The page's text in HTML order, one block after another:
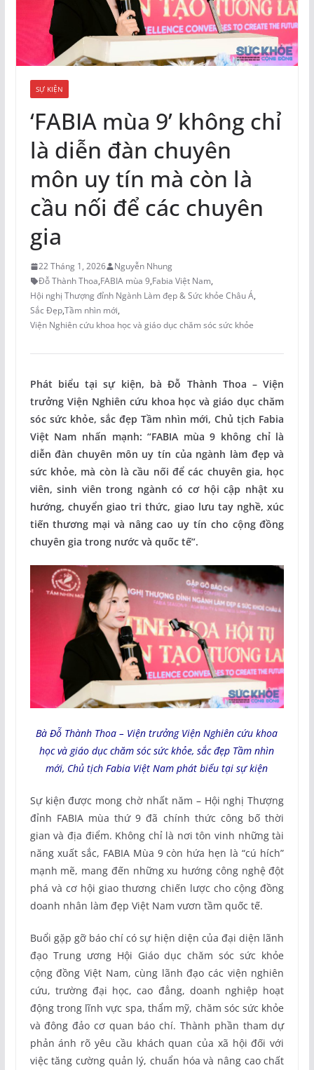
SỰ KIỆN
‘FABIA mùa 9’ không chỉ
là diễn đàn chuyên
môn uy tín mà còn là
cầu nối để các chuyên
gia
22 Tháng 1, 2026
Nguyễn Nhung
Đỗ Thành Thoa,FABIA mùa 9,Fabia Việt Nam,
Hội nghị Thượng đỉnh Ngành Làm đẹp & Sức khỏe Châu Á,
Sắc Đẹp,Tầm nhìn mới,
Viện Nghiên cứu khoa học và giáo dục chăm sóc sức khỏe
Phát biểu tại sự kiện, bà Đỗ Thành Thoa – Viện
trưởng Viện Nghiên cứu khoa học và giáo dục chăm
sóc sức khỏe, sắc đẹp Tầm nhìn mới, Chủ tịch Fabia
Việt Nam nhấn mạnh: “FABIA mùa 9 không chỉ là
diễn đàn chuyên môn uy tín của ngành làm đẹp và
sức khỏe, mà còn là cầu nối để các chuyên gia, học
viên, sinh viên trong ngành có cơ hội cập nhật xu
hướng, chuyển giao tri thức, giao lưu tay nghề, xúc
tiến thương mại và nâng cao uy tín cho cộng đồng
chuyên gia trong nước và quốc tế”.
Bà Đỗ Thành Thoa – Viện trưởng Viện Nghiên cứu khoa
học và giáo dục chăm sóc sức khỏe, sắc đẹp Tầm nhìn
mới, Chủ tịch Fabia Việt Nam phát biểu tại sự kiện
Sự kiện được mong chờ nhất năm – Hội nghị Thượng
đỉnh FABIA mùa thứ 9 đã chính thức công bố thời
gian và địa điểm. Không chỉ là nơi tôn vinh những tài
năng xuất sắc, FABIA Mùa 9 còn hứa hẹn là “cú hích”
mạnh mẽ, mang đến những xu hướng công nghệ đột
phá và cơ hội giao thương chiến lược cho cộng đồng
doanh nhân làm đẹp Việt Nam vươn tầm quốc tế.
Buổi gặp gỡ báo chí có sự hiện diện của đại diện lãnh
đạo Trung ương Hội Giáo dục chăm sóc sức khỏe
cộng đồng Việt Nam, cùng lãnh đạo các viện nghiên
cứu, trường đại học, cao đẳng, doanh nghiệp hoạt
động trong lĩnh vực spa, thẩm mỹ, chăm sóc sức khỏe
và đông đảo cơ quan báo chí. Thành phần tham dự
phản ánh rõ yêu cầu khách quan của xã hội đối với
việc tăng cường quản lý, chuẩn hóa và nâng cao chất